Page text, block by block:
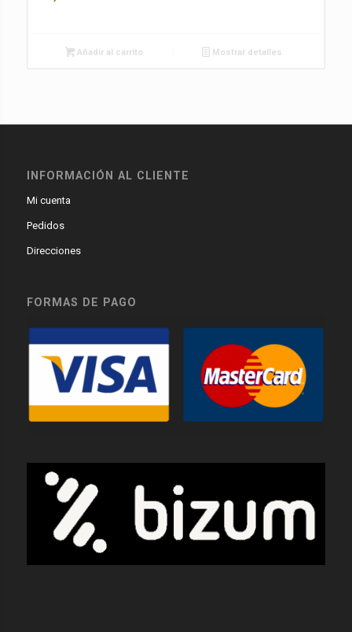
Añadir al carrito Mostrar detalles
INFORMACIÓN AL CLIENTE
Mi cuenta
Pedidos
Direcciones
FORMAS DE PAGO